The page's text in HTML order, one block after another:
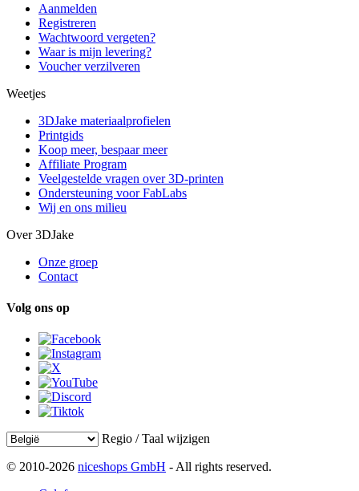
Aanmelden
Registreren
Wachtwoord vergeten?
Waar is mijn levering?
Voucher verzilveren
Weetjes
3DJake materiaalprofielen
Printgids
Koop meer, bespaar meer
Affiliate Program
Veelgestelde vragen over 3D-printen
Ondersteuning voor FabLabs
Wij en ons milieu
Over 3DJake
Onze groep
Contact
Volg ons op
Regio / Taal wijzigen
© 2010-2026 niceshops GmbH - All rights reserved.